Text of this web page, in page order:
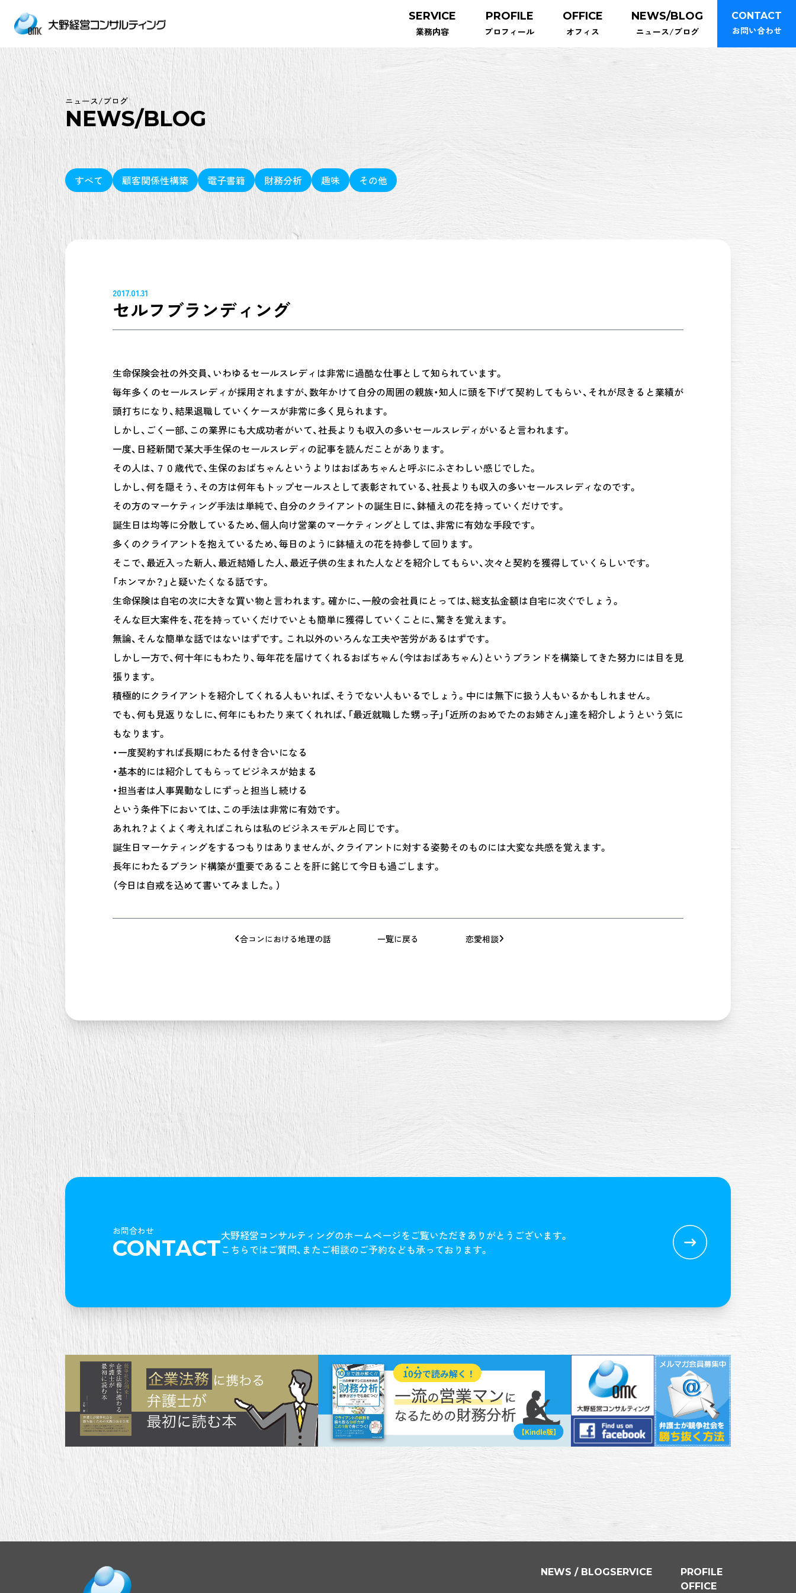
SERVICE
業務内容
PROFILE
プロフィール
OFFICE
オフィス
NEWS/BLOG
ニュース/ブログ
CONTACT
お問い合わせ
ニュース/ブログ
NEWS/BLOG
すべて 顧客関係性構築 電子書籍 財務分析 趣味 その他
2017.01.31
セルフブランディング
生命保険会社の外交員、いわゆるセールスレディは非常に過酷な仕事として知られています。
毎年多くのセールスレディが採用されますが、数年かけて自分の周囲の親族・知人に頭を下げて契約してもらい、それが尽きると業績が
頭打ちになり、結果退職していくケースが非常に多く見られます。
しかし、ごく一部、この業界にも大成功者がいて、社長よりも収入の多いセールスレディがいると言われます。
一度、日経新聞で某大手生保のセールスレディの記事を読んだことがあります。
その人は、７０歳代で、生保のおばちゃんというよりはおばあちゃんと呼ぶにふさわしい感じでした。
しかし、何を隠そう、その方は何年もトップセールスとして表彰されている、社長よりも収入の多いセールスレディなのです。
その方のマーケティング手法は単純で、自分のクライアントの誕生日に、鉢植えの花を持っていくだけです。
誕生日は均等に分散しているため、個人向け営業のマーケティングとしては、非常に有効な手段です。
多くのクライアントを抱えているため、毎日のように鉢植えの花を持参して回ります。
そこで、最近入った新人、最近結婚した人、最近子供の生まれた人などを紹介してもらい、次々と契約を獲得していくらしいです。
「ホンマか？」と疑いたくなる話です。
生命保険は自宅の次に大きな買い物と言われます。確かに、一般の会社員にとっては、総支払金額は自宅に次ぐでしょう。
そんな巨大案件を、花を持っていくだけでいとも簡単に獲得していくことに、驚きを覚えます。
無論、そんな簡単な話ではないはずです。これ以外のいろんな工夫や苦労があるはずです。
しかし一方で、何十年にもわたり、毎年花を届けてくれるおばちゃん（今はおばあちゃん）というブランドを構築してきた努力には目を見
張ります。
積極的にクライアントを紹介してくれる人もいれば、そうでない人もいるでしょう。中には無下に扱う人もいるかもしれません。
でも、何も見返りなしに、何年にもわたり来てくれれば、「最近就職した甥っ子」「近所のおめでたのお姉さん」達を紹介しようという気に
もなります。
・一度契約すれば長期にわたる付き合いになる
・基本的には紹介してもらってビジネスが始まる
・担当者は人事異動なしにずっと担当し続ける
という条件下においては、この手法は非常に有効です。
あれれ？よくよく考えればこれらは私のビジネスモデルと同じです。
誕生日マーケティングをするつもりはありませんが、クライアントに対する姿勢そのものには大変な共感を覚えます。
長年にわたるブランド構築が重要であることを肝に銘じて今日も過ごします。
（今日は自戒を込めて書いてみました。）
合コンにおける地理の話 一覧に戻る 恋愛相談
お問合わせ
CONTACT大野経営コンサルティングのホームページをご覧いただきありがとうございます。
こちらではご質問、またご相談のご予約なども承っております。
NEWS / BLOGSERVICE
PROFILE
OFFICE